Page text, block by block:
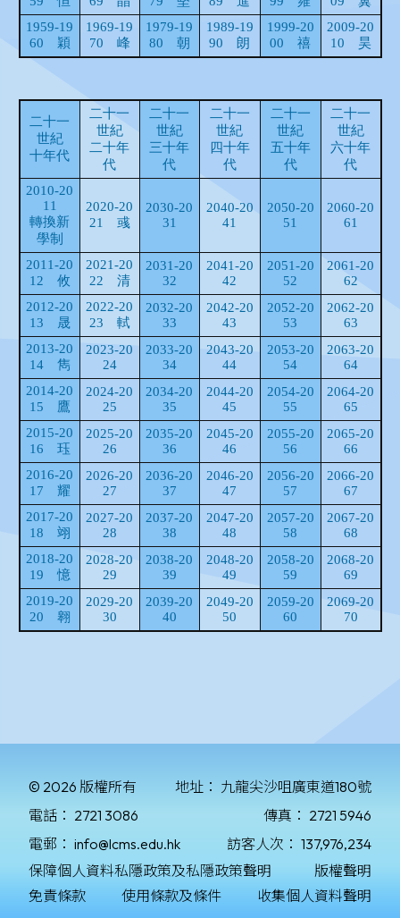
© 2026 版權所有 地址： 九龍尖沙咀廣東道180號
電話： 2721 3086 傳真： 2721 5946
電郵： info@lcms.edu.hk 訪客人次： 137,976,234
保障個人資料私隱政策及私隱政策聲明
版權聲明
免責條款
使用條款及條件 收集個人資料聲明